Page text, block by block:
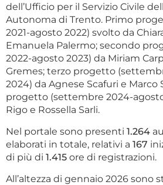
dell’Ufficio per il Servizio Civile
Autonoma di Trento. Primo
2021-agosto 2022) svolto da
Emanuela Palermo; secondo
2022-agosto 2023) da Miriam
Gremes; terzo progetto
2024) da Agnese Scafuri e Marco
progetto (settembre 2024-
Rigo e Rossella Sarli.
Nel portale sono presenti 1.264
elaborati in totale, relativi a 167
di più di 1.415 ore di registrazioni.
All’altezza di gennaio 2026 sono